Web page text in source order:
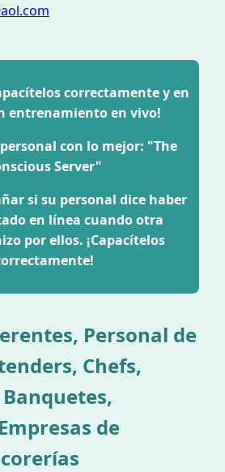
correctamente y en
entrenamiento en vivo!
con lo mejor: "The
Server"
si su personal dice haber
en línea cuando otra
por ellos. ¡Capacítelos
Personal de
Chefs,
de